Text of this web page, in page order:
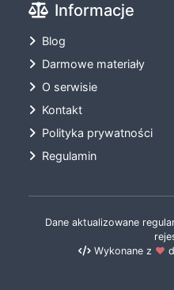
Informacje
Blog
Darmowe materiały
O serwisie
Kontakt
Polityka prywatności
Regulamin
Dane aktualizowane
Wykonane z ❤️